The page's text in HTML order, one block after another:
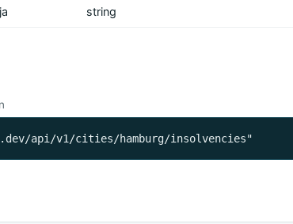
ja string
api/v1/cities/hamburg/insolvencies"